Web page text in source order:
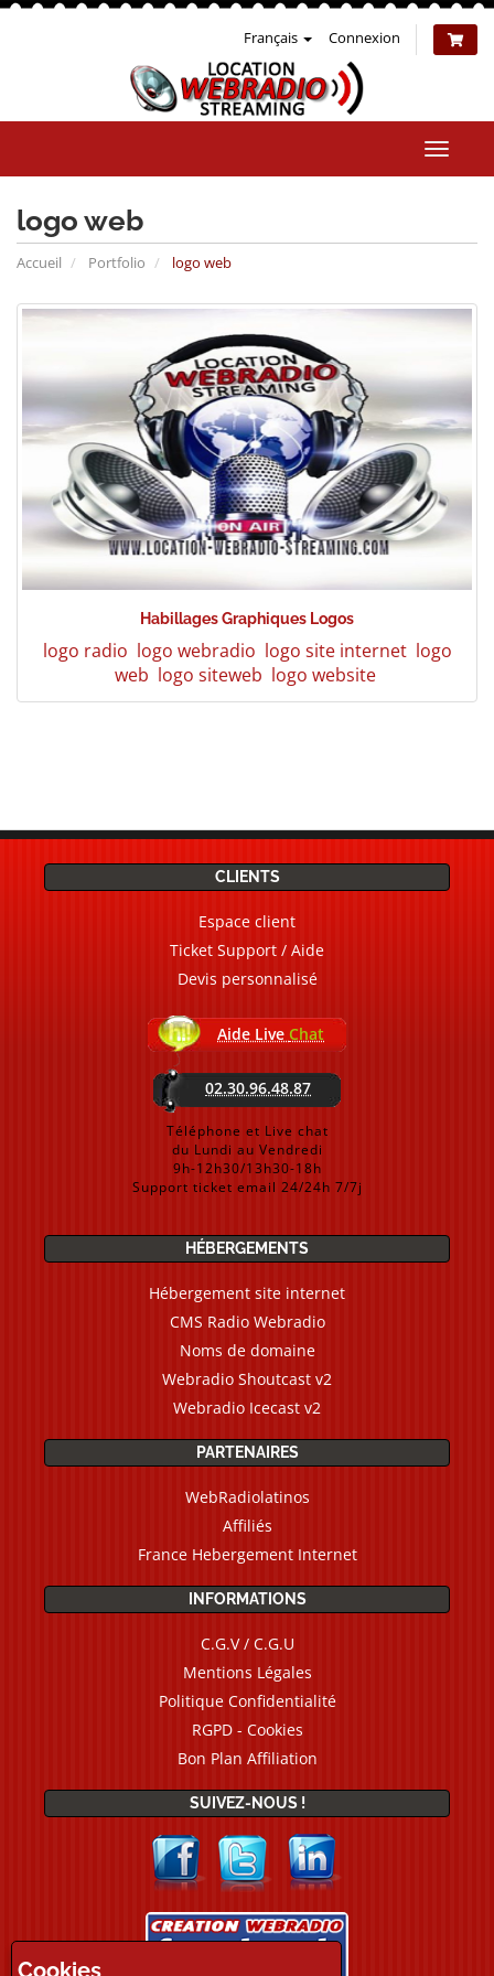
Français Connexion
la
logo web
Accueil Portfolio logo web
Habillages Graphiques Logos
logo radio logo webradio logo site internet logo
web logo siteweb logo website
CLIENTS
Espace client
Ticket Support / Aide
Devis personnalisé
Aide Live Chat
02.30.96.48.87
Téléphone et Live chat
du Lundi au Vendredi
9h-12h30/13h30-18h
Support ticket email 24/24h 7/7j
HÉBERGEMENTS
Hébergement site internet
CMS Radio Webradio
Noms de domaine
Webradio Shoutcast v2
Webradio Icecast v2
PARTENAIRES
WebRadiolatinos
Affiliés
France Hebergement Internet
INFORMATIONS
C.G.V / C.G.U
Mentions Légales
Politique Confidentialité
RGPD - Cookies
Bon Plan Affiliation
SUIVEZ-NOUS !
Cookies